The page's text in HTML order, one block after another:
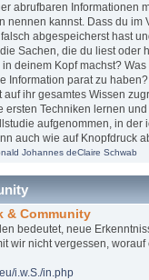
abrufbaren Informationen
nennen kannst. Dass du im
abgespeicherst hast
Sachen, die du liest oder
deinem Kopf machst?
Information parat zu
auf ihr gesamtes Wissen
ersten Techniken lernen
aufgenommen, in der
auch wie auf Knopfdruck
Johannes deClaire Schwab
& Community
bedeutet, neue
wir nicht vergessen,
i.w.S./in.php